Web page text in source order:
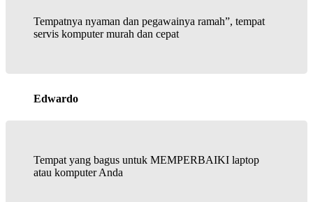
Tempatnya nyaman dan pegawainya ramah”, tempat
servis komputer murah dan cepat
Edwardo
Tempat yang bagus untuk MEMPERBAIKI laptop
atau komputer Anda